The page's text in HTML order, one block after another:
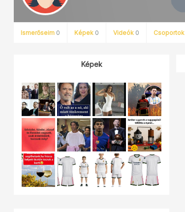
Ismerőseim 0 Képek 0 Videók 0 Csoportok
Képek